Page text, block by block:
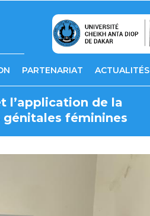
PARTENARIAT ACTUALITÉS
l’application de la
féminines